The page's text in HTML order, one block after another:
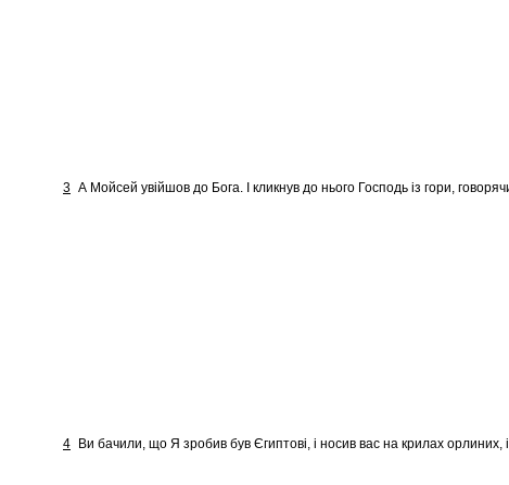
3 А Мойсей увійшов до Бога. І кликнув до нього Господь із гори,
4 Ви бачили, що Я зробив був Єгиптові, і носив вас на крилах орлиних,